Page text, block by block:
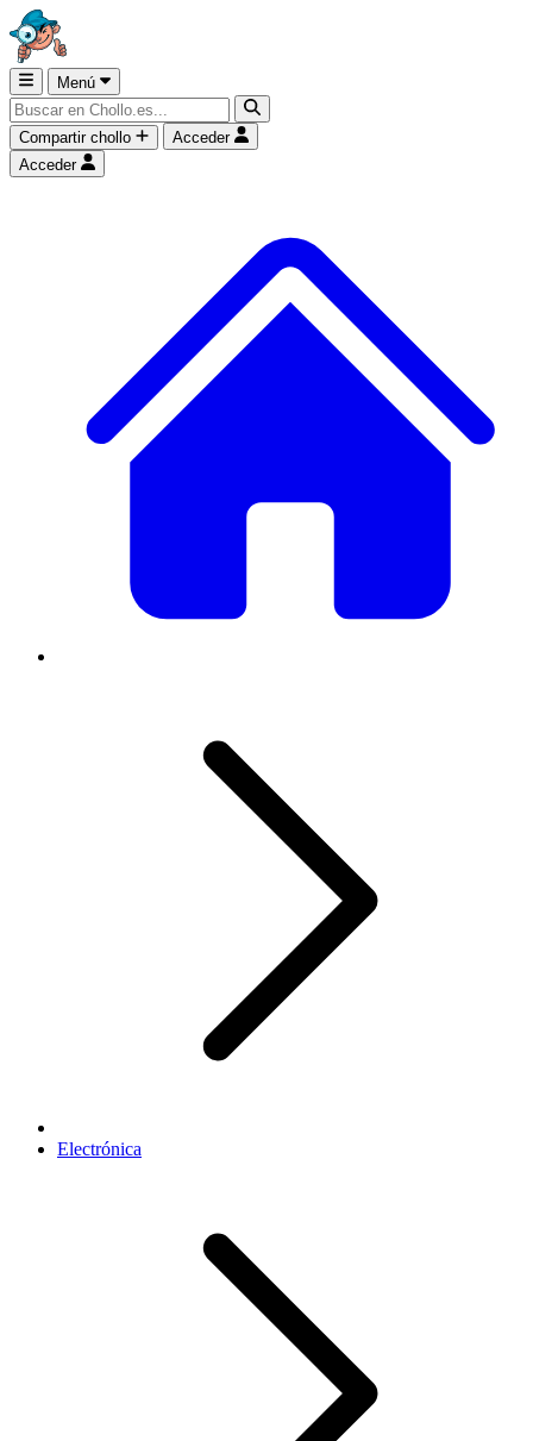
Menú
Compartir chollo
Acceder
Acceder
Electrónica